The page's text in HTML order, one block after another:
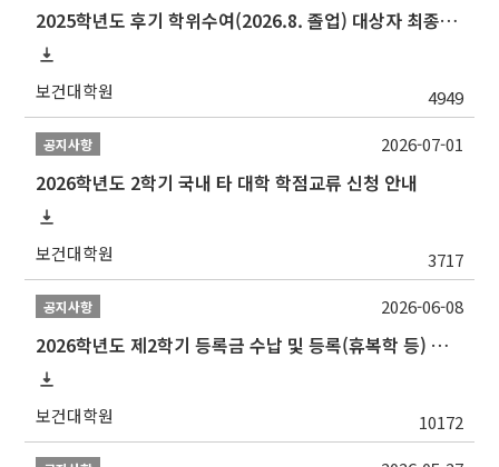
2025학년도 후기 학위수여(2026.8. 졸업) 대상자 최종인준 논문 제출 안내
보건대학원 4949
공지사항
2026학년도 2학기 국내 타 대학 학점교류 신청 안내
보건대학원 3717
2026-07-01
공지사항
2026학년도 제2학기 등록금 수납 및 등록(휴복학 등) 일정 안내
보건대학원 10172
2026-06-08